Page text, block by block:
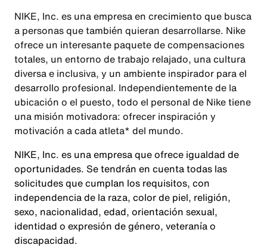
NIKE, Inc. es una empresa en crecimiento que busca
a personas que también quieran desarrollarse. Nike
ofrece un interesante paquete de compensaciones
totales, un entorno de trabajo relajado, una cultura
diversa e inclusiva, y un ambiente inspirador para el
desarrollo profesional. Independientemente de la
ubicación o el puesto, todo el personal de Nike tiene
una misión motivadora: ofrecer inspiración y
motivación a cada atleta* del mundo.
NIKE, Inc. es una empresa que ofrece igualdad de
oportunidades. Se tendrán en cuenta todas las
solicitudes que cumplan los requisitos, con
independencia de la raza, color de piel, religión,
sexo, nacionalidad, edad, orientación sexual,
identidad o expresión de género, veteranía o
discapacidad.